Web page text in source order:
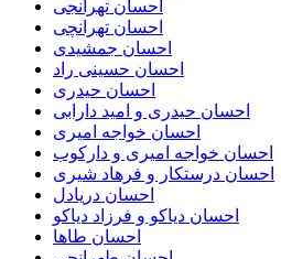
احسان تهرانجی
احسان تهرانچی
احسان جمشیدی
احسان حسینی راد
احسان حیدری
احسان حیدری و امید دارابی
احسان خواجه امیری
احسان خواجه امیری و دارکوب
احسان درستكار و فرهاد شيرى
احسان دریادل
احسان دیاکو و فرزاد دیاکو
احسان طاها